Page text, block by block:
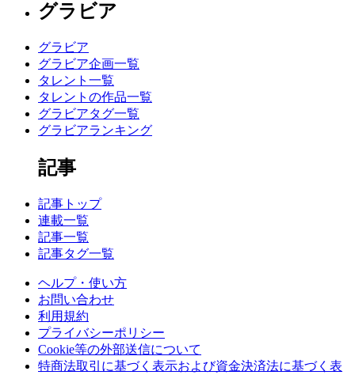
グラビア
グラビア
グラビア企画一覧
タレント一覧
タレントの作品一覧
グラビアタグ一覧
グラビアランキング
記事
記事トップ
連載一覧
記事一覧
記事タグ一覧
ヘルプ・使い方
お問い合わせ
利用規約
プライバシーポリシー
Cookie等の外部送信について
特商法取引に基づく表示および資金決済法に基づく表